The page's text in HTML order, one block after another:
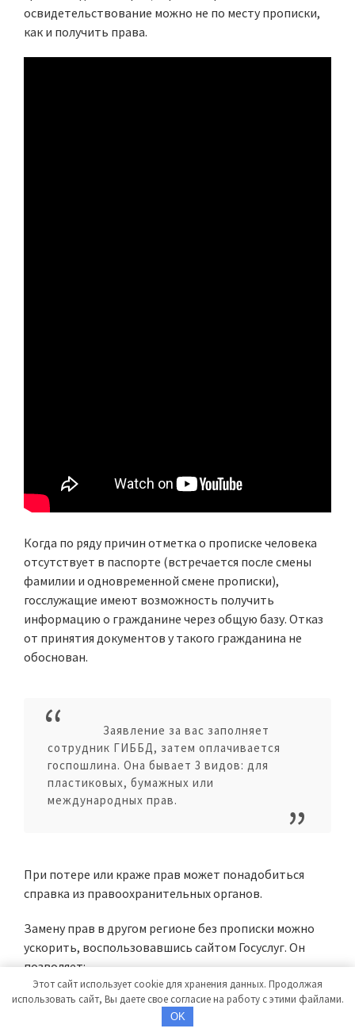
освидетельствование можно не по месту прописки,
как и получить права.
Когда по ряду причин отметка о прописке человека
отсутствует в паспорте (встречается после смены
фамилии и одновременной смене прописки),
госслужащие имеют возможность получить
информацию о гражданине через общую базу. Отказ
от принятия документов у такого гражданина не
обоснован.
Заявление за вас заполняет
сотрудник ГИББД, затем оплачивается
госпошлина. Она бывает 3 видов: для
пластиковых, бумажных или
международных прав.
При потере или краже прав может понадобиться
справка из правоохранительных органов.
Замену прав в другом регионе без прописки можно
ускорить, воспользовавшись сайтом Госуслуг. Он
позволяет:
получить бланк и реквизиты банка для оплаты
Этот сайт использует cookie для хранения данных. Продолжая
использовать сайт, Вы даете свое согласие на работу с этими файлами.
OK